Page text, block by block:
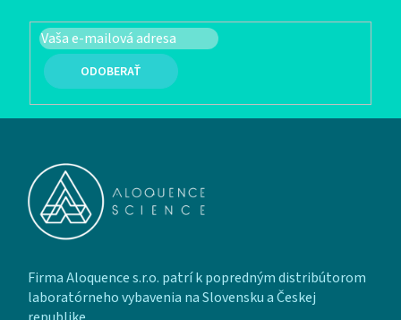
PRIHLÁSIŤ SA
Firma Aloquence s.r.o. patrí k popredným distribútorom
laboratórneho vybavenia na Slovensku a Českej